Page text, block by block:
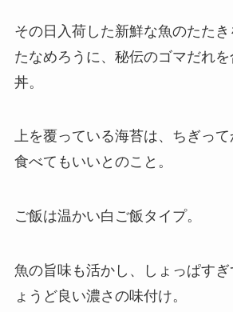
その日入荷した新鮮な魚のたた
たなめろうに、秘伝のゴマだれ
丼。
上を覆っている海苔は、ちぎっ
食べてもいいとのこと。
ご飯は温かい白ご飯タイプ。
魚の旨味も活かし、しょっぱす
ょうど良い濃さの味付け。